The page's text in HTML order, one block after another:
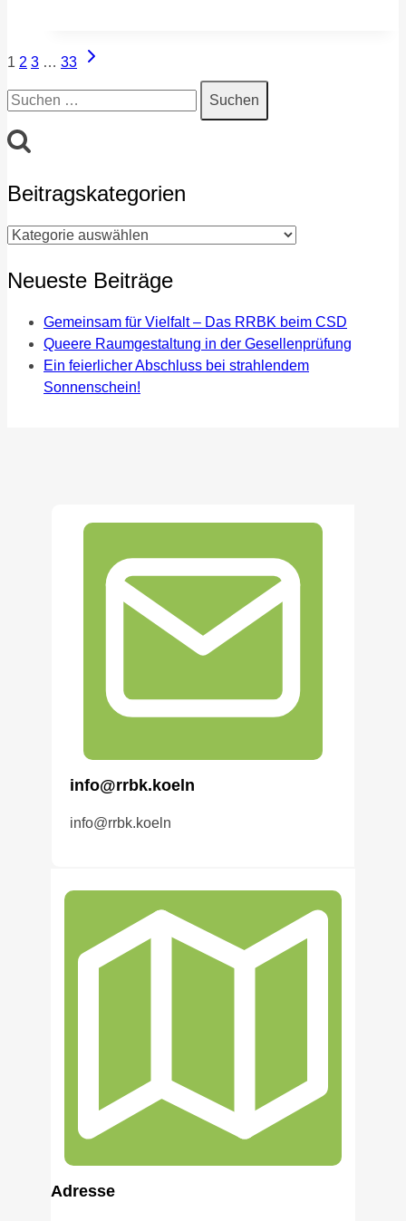
Seitennavigation
1 2 3 … 33
Nächste
nach:
Beitragskategorien
Beitragskategorien
Neueste Beiträge
Gemeinsam für Vielfalt – Das RRBK beim CSD
Queere Raumgestaltung in der Gesellenprüfung
Ein feierlicher Abschluss bei strahlendem
Sonnenschein!
info@rrbk.koeln
info@rrbk.koeln
Adresse